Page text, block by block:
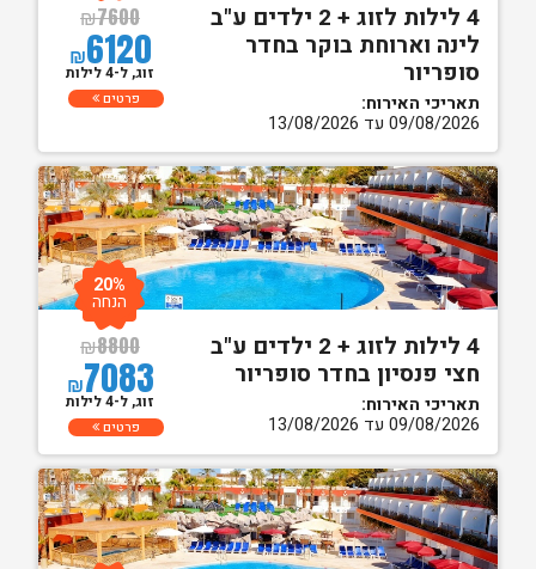
4 לילות לזוג + 2 ילדים ע"ב
לינה וארוחת בוקר בחדר
סופריור
תאריכי האירוח:
09/08/2026 עד 13/08/2026
₪7600
₪6120
זוג, ל-4 לילות
פרטים
4 לילות לזוג + 2 ילדים ע"ב
חצי פנסיון בחדר סופריור
תאריכי האירוח:
09/08/2026 עד 13/08/2026
₪8800
₪7083
20%
הנחה
זוג, ל-4 לילות
פרטים